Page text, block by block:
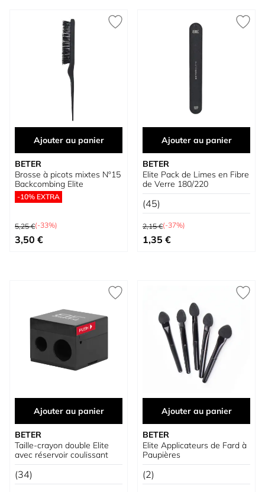
Ajouter au panier
BETER
Brosse à picots mixtes Nº15
Backcombing Elite
-10% EXTRA
Prix normal
5,25 €(-33%)
Prix spécial
3,50 €
Ajouter au panier
BETER
Elite Pack de Limes en Fibre
de Verre 180/220
(45)
Prix normal
2,15 €(-37%)
Prix spécial
1,35 €
Ajouter au panier
BETER
Taille-crayon double Elite
avec réservoir coulissant
(34)
Ajouter au panier
BETER
Elite Applicateurs de Fard à
Paupières
(2)